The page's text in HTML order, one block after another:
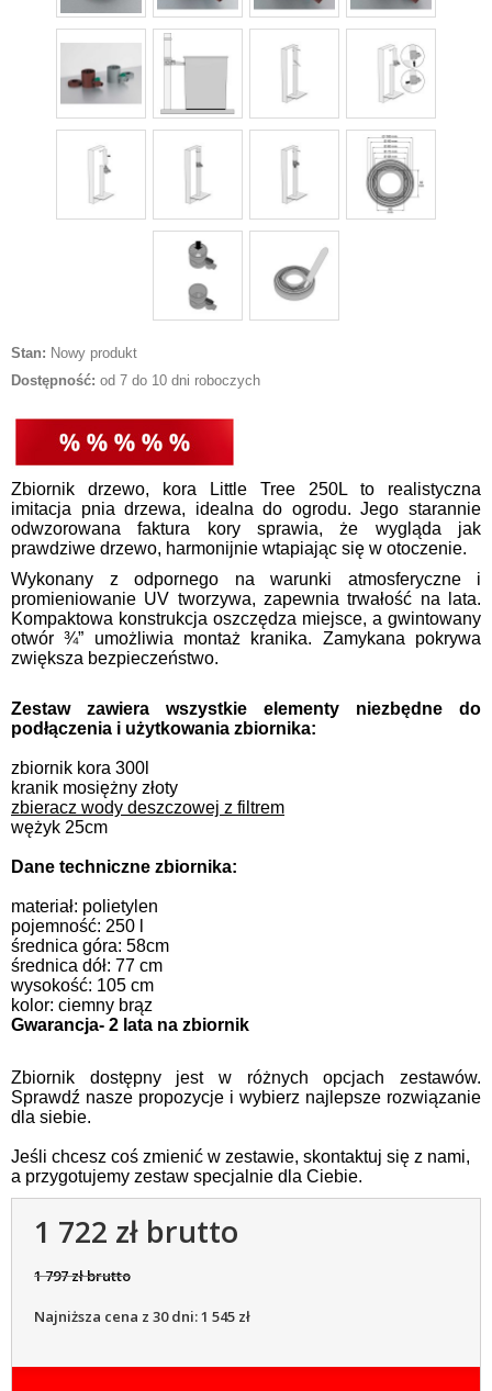
Stan: Nowy produkt
Dostępność: od 7 do 10 dni roboczych
Zbiornik drzewo, kora Little Tree 250L to realistyczna
imitacja pnia drzewa, idealna do ogrodu. Jego starannie
odwzorowana faktura kory sprawia, że wygląda jak
prawdziwe drzewo, harmonijnie wtapiając się w otoczenie.
Wykonany z odpornego na warunki atmosferyczne i
promieniowanie UV tworzywa, zapewnia trwałość na lata.
Kompaktowa konstrukcja oszczędza miejsce, a gwintowany
otwór ¾” umożliwia montaż kranika. Zamykana pokrywa
zwiększa bezpieczeństwo.
Zestaw zawiera wszystkie elementy niezbędne do
podłączenia i użytkowania zbiornika:
zbiornik kora 300l
kranik mosiężny złoty
zbieracz wody deszczowej z filtrem
wężyk 25cm
Dane techniczne zbiornika:
materiał: polietylen
pojemność: 250 l
średnica góra: 58cm
średnica dół: 77 cm
wysokość: 105 cm
kolor: ciemny brąz
Gwarancja- 2 lata na zbiornik
Zbiornik dostępny jest w różnych opcjach zestawów.
Sprawdź nasze propozycje i wybierz najlepsze rozwiązanie
dla siebie.
Jeśli chcesz coś zmienić w zestawie, skontaktuj się z nami,
a przygotujemy zestaw specjalnie dla Ciebie.
1 722 zł brutto
1 797 zł brutto
Najniższa cena z 30 dni: 1 545 zł